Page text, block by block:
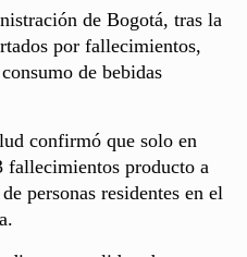
de Bogotá, tras la
por fallecimientos,
de bebidas
confirmó que solo en
fallecimientos producto a
personas residentes en el